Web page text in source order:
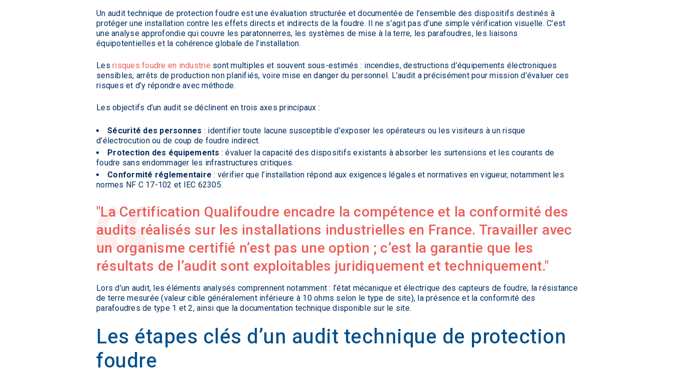
Un audit technique de protection foudre est une évaluation structurée et documentée de l’ensemble des dispositifs destinés à
protéger une installation contre les effets directs et indirects de la foudre. Il ne s’agit pas d’une simple vérification visuelle. C’est
une analyse approfondie qui couvre les paratonnerres, les systèmes de mise à la terre, les parafoudres, les liaisons
équipotentielles et la cohérence globale de l’installation.
Les risques foudre en industrie sont multiples et souvent sous-estimés : incendies, destructions d’équipements électroniques
sensibles, arrêts de production non planifiés, voire mise en danger du personnel. L’audit a précisément pour mission d’évaluer ces
risques et d’y répondre avec méthode.
Les objectifs d’un audit se déclinent en trois axes principaux :
Sécurité des personnes : identifier toute lacune susceptible d’exposer les opérateurs ou les visiteurs à un risque
d’électrocution ou de coup de foudre indirect.
Protection des équipements : évaluer la capacité des dispositifs existants à absorber les surtensions et les courants de
foudre sans endommager les infrastructures critiques.
Conformité réglementaire : vérifier que l’installation répond aux exigences légales et normatives en vigueur, notamment les
normes NF C 17-102 et IEC 62305.
La Certification Qualifoudre encadre la compétence et la conformité des
audits réalisés sur les installations industrielles en France. Travailler avec
un organisme certifié n’est pas une option ; c’est la garantie que les
résultats de l’audit sont exploitables juridiquement et techniquement.
Lors d’un audit, les éléments analysés comprennent notamment : l’état mécanique et électrique des capteurs de foudre, la résistance
de terre mesurée (valeur cible généralement inférieure à 10 ohms selon le type de site), la présence et la conformité des
parafoudres de type 1 et 2, ainsi que la documentation technique disponible sur le site.
Les étapes clés d’un audit technique de protection
foudre